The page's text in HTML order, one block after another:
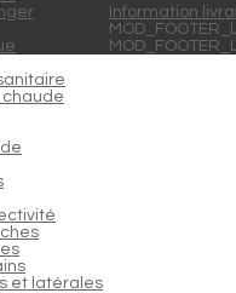
chaude
et latérales
Information